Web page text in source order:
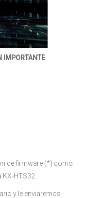
de firmware (*) como
HTS32.
y le enviaremos